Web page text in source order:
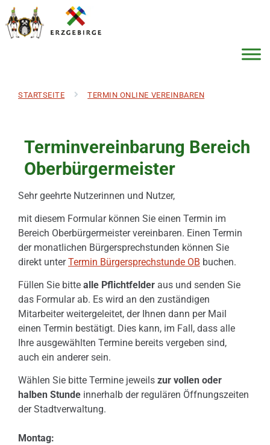
STARTSEITE TERMIN ONLINE VEREINBAREN
Terminvereinbarung Bereich
Oberbürgermeister
Sehr geehrte Nutzerinnen und Nutzer,
mit diesem Formular können Sie einen Termin im
Bereich Oberbürgermeister vereinbaren. Einen Termin
der monatlichen Bürgersprechstunden können Sie
direkt unterTermin Bürgersprechstunde OB buchen.
Füllen Sie bitte alle Pflichtfelder aus und senden Sie
das Formular ab. Es wird an den zuständigen
Mitarbeiter weitergeleitet, der Ihnen dann per Mail
einen Termin bestätigt. Dies kann, im Fall, dass alle
Ihre ausgewählten Termine bereits vergeben sind,
auch ein anderer sein.
Wählen Sie bitte Termine jeweils zur vollen oder
halben Stunde innerhalb der regulären Öffnungszeiten
der Stadtverwaltung.
Montag: